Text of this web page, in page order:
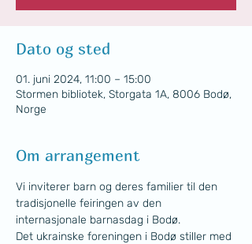
Dato og sted
01. juni 2024, 11:00 – 15:00
Stormen bibliotek, Storgata 1A, 8006 Bodø,
Norge
Om arrangement
Vi inviterer barn og deres familier til den
tradisjonelle feiringen av den
internasjonale barnasdag i Bodø.
Det ukrainske foreningen i Bodø stiller med